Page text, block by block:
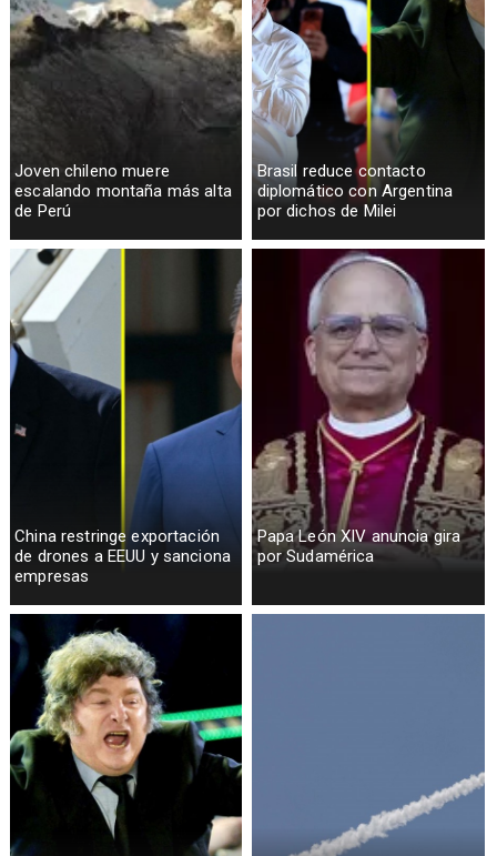
Joven chileno muere
escalando montaña más alta
de Perú
Brasil reduce contacto
diplomático con Argentina
por dichos de Milei
China restringe exportación
de drones a EEUU y sanciona
empresas
Papa León XIV anuncia gira
por Sudamérica